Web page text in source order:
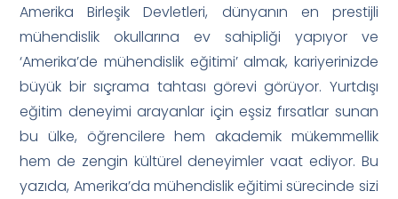
Amerika Birleşik Devletleri, dünyanın en prestijli
mühendislik okullarına ev sahipliği yapıyor ve
‘Amerika’de mühendislik eğitimi’ almak, kariyerinizde
büyük bir sıçrama tahtası görevi görüyor. Yurtdışı
eğitim deneyimi arayanlar için eşsiz fırsatlar sunan
bu ülke, öğrencilere hem akademik mükemmellik
hem de zengin kültürel deneyimler vaat ediyor. Bu
yazıda, Amerika’da mühendislik eğitimi sürecinde sizi